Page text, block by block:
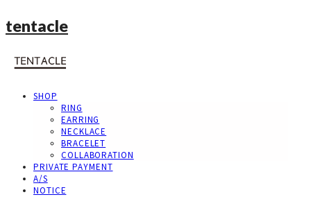
tentacle
SHOP
RING
EARRING
NECKLACE
BRACELET
COLLABORATION
PRIVATE PAYMENT
A/S
NOTICE